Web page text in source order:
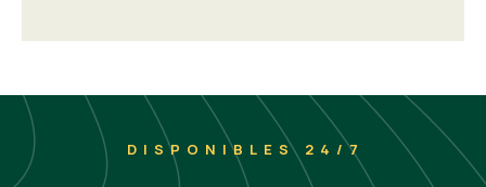
DISPONIBLES 24/7